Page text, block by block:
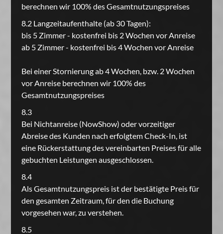
berechnen wir 100% des Gesamtnutzungspreises
8.2 Langzeitaufenthalte (ab 30 Tagen):
bis 5 Zimmer - kostenfrei bis 2 Wochen vor Anreise
ab 5 Zimmer - kostenfrei bis 4 Wochen vor Anreise
Bei einer Stornierung ab 4 Wochen, bzw. 2 Wochen
vor Anreise berechnen wir 100% des
Gesamtnutzungspreises
8.3
Bei Nichtanreise (NowShow) oder vorzeitiger
Abreise des Kunden nach erfolgtem Check-In, ist
eine Rückerstattung des vereinbarten Preises für alle
gebuchten Leistungen ausgeschlossen.
8.4
Als Gesamtnutzungspreis ist der bestätigte Preis für
den gesamten Zeitraum, für den die Buchung
vorgesehen war, zu verstehen.
8.5